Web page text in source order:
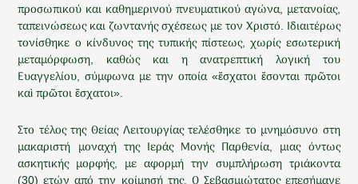
προσωπικού και καθημερινού πνευματικού αγώνα, μετανοίας,
ταπεινώσεως και ζωντανής σχέσεως με τον Χριστό. Ιδιαιτέρως
τονίσθηκε ο κίνδυνος της τυπικής πίστεως, χωρίς εσωτερική
μεταμόρφωση, καθώς και η ανατρεπτική λογική του
Ευαγγελίου, σύμφωνα με την οποία «ἔσχατοι ἔσονται πρῶτοι
καὶ πρῶτοι ἔσχατοι».
Στο τέλος της Θείας Λειτουργίας τελέσθηκε το μνημόσυνο στη
μακαριστή μοναχή της Ιεράς Μονής Παρθενία, μιας όντως
ασκητικής μορφής, με αφορμή την συμπλήρωση τριάκοντα
(30) ετών από την κοίμησή της. Ο Σεβασμιώτατος επεσήμανε